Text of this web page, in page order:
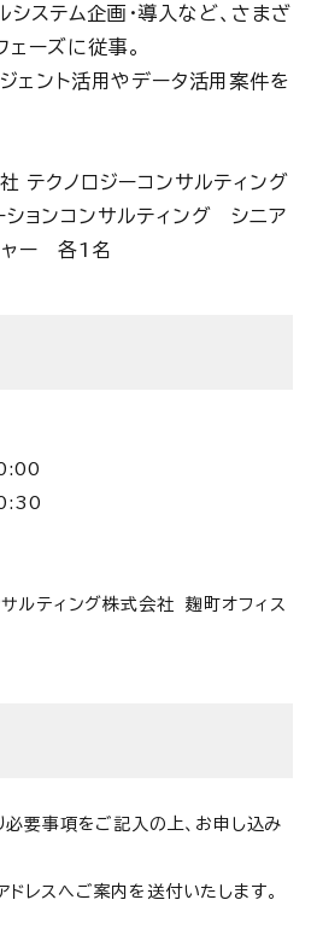
システム企画・導入など、さまざ
ェーズに従事。
ェント活用やデータ活用案件を
テクノロジーコンサルティング
ションコンサルティング シニア
ャー 各1名
ルティング株式会社 麹町オフィス
必要事項をご記入の上、お申し込み
レスへご案内を送付いたします。